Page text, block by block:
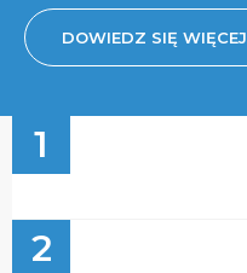
DOWIEDZ SIĘ WIĘCEJ
1
2